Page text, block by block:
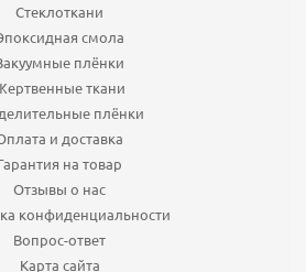
Стеклоткани
смола
плёнки
ткани
плёнки
и доставка
на товар
Отзывы о нас
конфиденциальности
Вопрос-ответ
Карта сайта